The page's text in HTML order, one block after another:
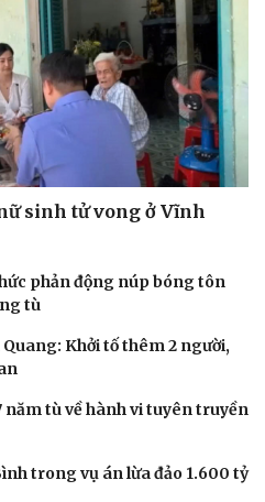
sinh tử vong ở Vĩnh
phản động núp bóng tôn
tù
Khởi tố thêm 2 người,
năm tù về hành vi tuyên truyền
trong vụ án lừa đảo 1.600 tỷ